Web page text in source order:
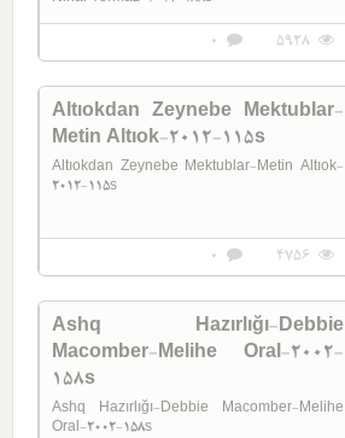
5928
0
Altıokdan Zeynebe Mektublar-
Metin Altıok-2012-115s
Altıokdan Zeynebe Mektublar-Metin Altıok-
2012-115s
4756
0
Ashq Hazırlığı-Debbie
Macomber-Melihe Oral-2002-
158s
Ashq Hazırlığı-Debbie Macomber-Melihe
Oral-2002-158s